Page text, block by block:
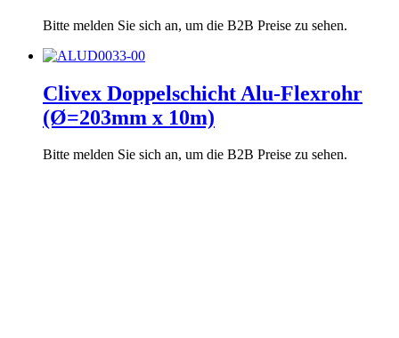
Bitte melden Sie sich an, um die B2B Preise zu sehen.
Clivex Doppelschicht Alu-Flexrohr
(Ø=203mm x 10m)
Bitte melden Sie sich an, um die B2B Preise zu sehen.